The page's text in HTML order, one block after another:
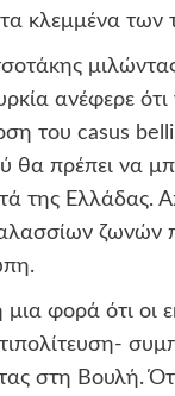
κλεμμένα των
ανέφερε
του casus
θα πρέπει να
της Ελλάδας.
ζωνών
φορά ότι οι
στη Βουλή.